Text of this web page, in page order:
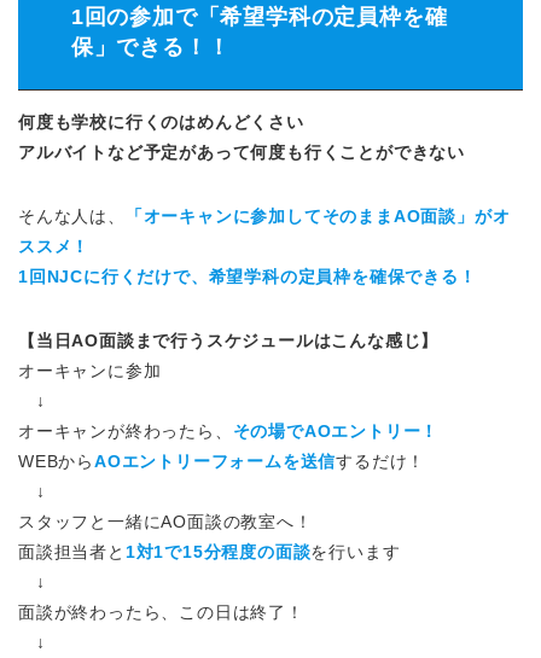
1回の参加で「希望学科の定員枠を確
保」できる！！
何度も学校に行くのはめんどくさい
アルバイトなど予定があって何度も行くことができない
そんな人は、
「オーキャンに参加してそのままAO面談」がオ
ススメ！
1回NJCに行くだけで、希望学科の定員枠を確保できる！
【当日AO面談まで行うスケジュールはこんな感じ】
オーキャンに参加
↓
オーキャンが終わったら、 その場でAOエントリー！
WEBからAOエントリーフォームを送信するだけ！
↓
スタッフと一緒にAO面談の教室へ！
面談担当者と 1対1で15分程度の面談を行います
↓
面談が終わったら、この日は終了！
↓